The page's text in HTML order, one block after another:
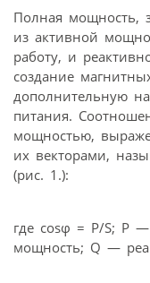
Полная мощность,
из активной
работу, и
создание
дополнительную
питания.
мощностью,
их векторами,
(рис. 1.):
где cosφ = P/S; P
мощность; Q —